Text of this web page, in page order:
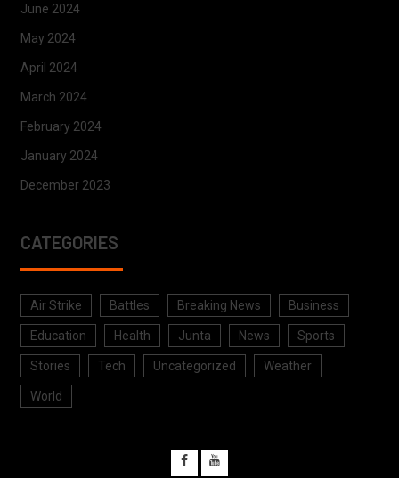
June 2024
May 2024
April 2024
March 2024
February 2024
January 2024
December 2023
CATEGORIES
Air Strike Battles Breaking News Business
Education Health Junta News Sports
Stories Tech Uncategorized Weather
World